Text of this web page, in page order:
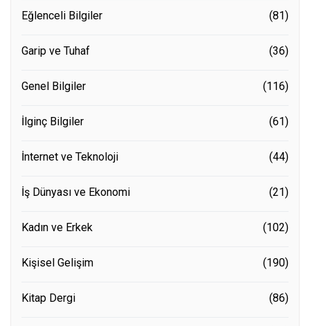
Eğlenceli Bilgiler (81)
Garip ve Tuhaf (36)
Genel Bilgiler (116)
İlginç Bilgiler (61)
İnternet ve Teknoloji (44)
İş Dünyası ve Ekonomi (21)
Kadın ve Erkek (102)
Kişisel Gelişim (190)
Kitap Dergi (86)